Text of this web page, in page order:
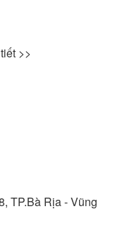
>>
TP.Bà Rịa - Vũng